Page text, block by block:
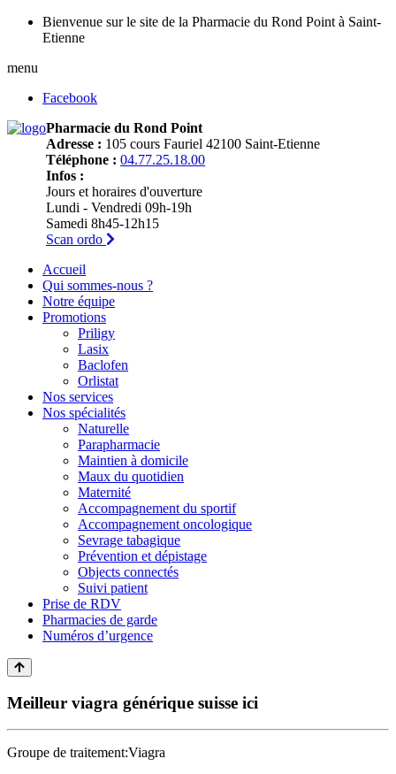
Bienvenue sur le site de la Pharmacie du Rond Point à Saint-
Etienne
menu
Facebook
Pharmacie du Rond Point
Adresse : 105 cours Fauriel 42100 Saint-Etienne
Téléphone : 04.77.25.18.00
Infos :
Jours et horaires d'ouverture
Lundi - Vendredi 09h-19h
Samedi 8h45-12h15
Scan ordo
Accueil
Qui sommes-nous ?
Notre équipe
Promotions
Priligy
Lasix
Baclofen
Orlistat
Nos services
Nos spécialités
Naturelle
Parapharmacie
Maintien à domicile
Maux du quotidien
Maternité
Accompagnement du sportif
Accompagnement oncologique
Sevrage tabagique
Prévention et dépistage
Objects connectés
Suivi patient
Prise de RDV
Pharmacies de garde
Numéros d’urgence
Meilleur viagra générique suisse ici
Groupe de traitement:Viagra